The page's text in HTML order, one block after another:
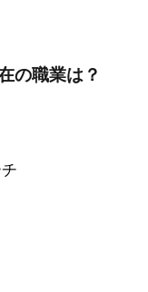
の職業は？